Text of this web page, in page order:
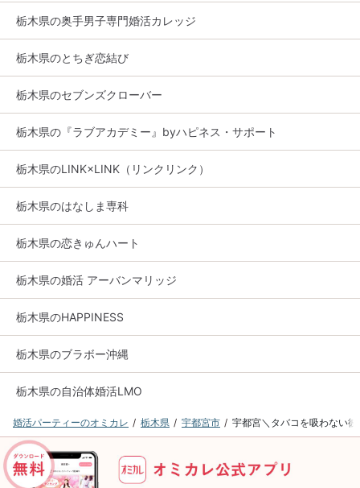
栃木県の奥手男子専門婚活カレッジ
栃木県のとちぎ恋結び
栃木県のセブンズクローバー
栃木県の『ラブアカデミー』byハピネス・サポート
栃木県のLINK×LINK（リンクリンク）
栃木県のはなしま専科
栃木県の恋きゅんハート
栃木県の婚活 アーバンマリッジ
栃木県のHAPPINESS
栃木県のブラボー沖縄
栃木県の自治体婚活LMO
婚活パーティーのオミカレ 栃木県 宇都宮市 宇都宮＼タバコを吸わない